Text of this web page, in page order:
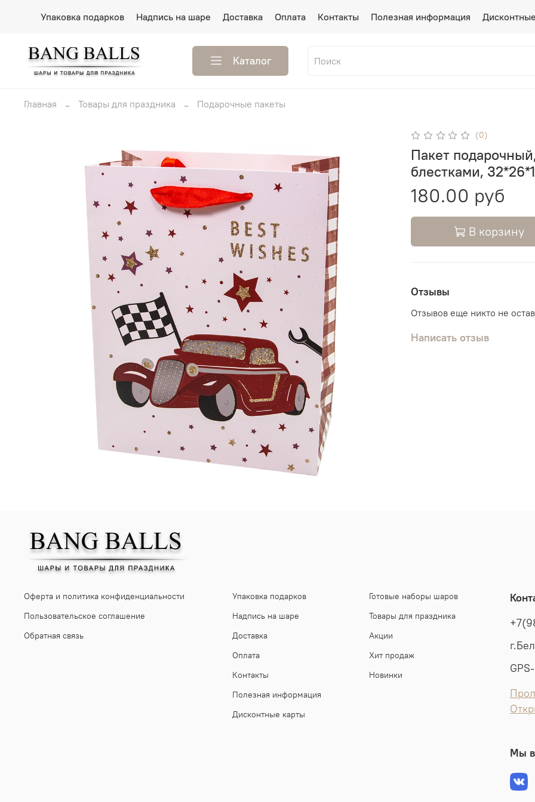
Упаковка подарков Надпись на шаре Доставка Оплата Контакты Полезная информация
Каталог
Главная Товары для праздника Подарочные пакеты
(0)
Пакет
блестками,
180.00 руб
В корзину
Отзывы
Отзывов еще никто не
Написать отзыв
Оферта и политика конфиденциальности
Пользовательское соглашение
Обратная связь
Упаковка подарков
Надпись на шаре
Доставка
Оплата
Контакты
Полезная информация
Дисконтные карты
Готовые наборы шаров
Товары для праздника
Акции
Хит продаж
Новинки
Мы в